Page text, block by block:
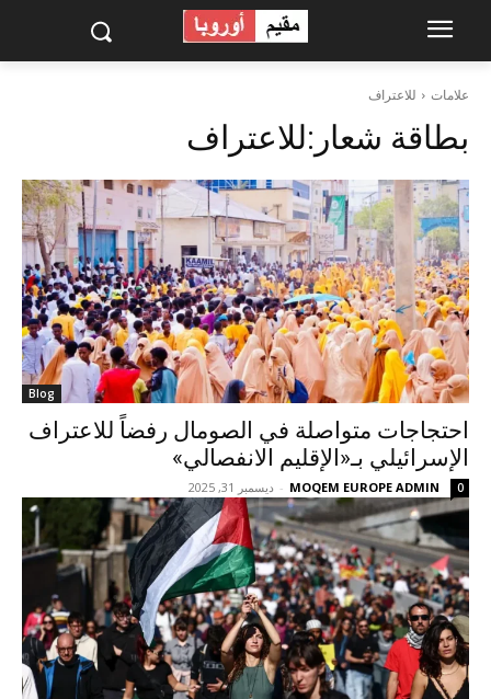
علامات للاعتراف
بطاقة شعار:للاعتراف
Blog
احتجاجات متواصلة في الصومال رفضاً للاعتراف
الإسرائيلي بـ«الإقليم الانفصالي»
MOQEM EUROPE ADMIN
- ديسمبر 31, 2025 0